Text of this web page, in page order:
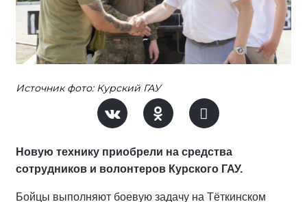
Источник фото: Курский ГАУ
Новую технику приобрели на средства
сотрудников и волонтеров Курского ГАУ.
Бойцы выполняют боевую задачу на Тёткинском